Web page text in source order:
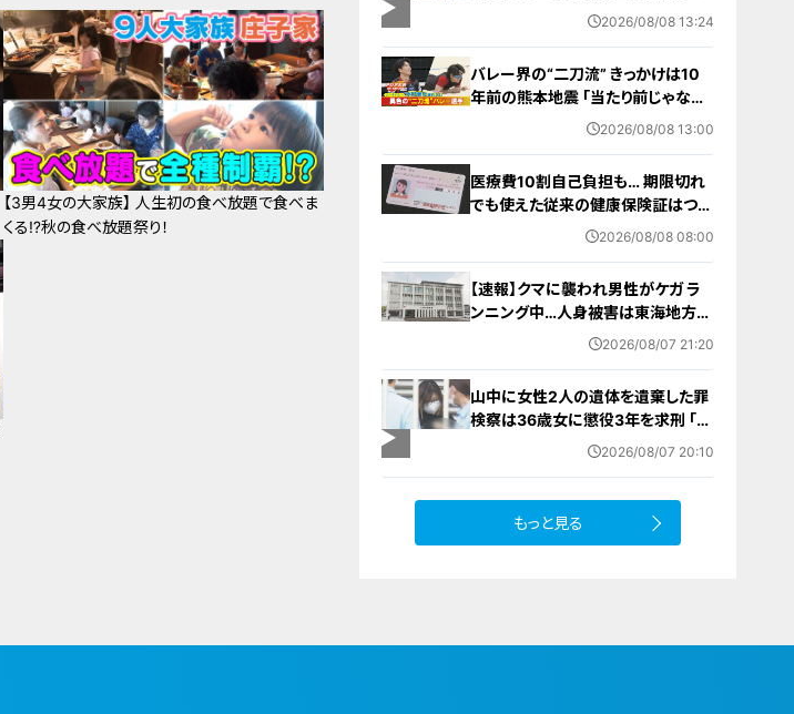
【3男4女の大家族】 人生初の食べ放題で食べま
くる⁉秋の食べ放題祭り！
シュが本格化 東海道新幹線下りがピ
2026/08/08 13:24
バレー界の“二刀流” きっかけは10
年前の熊本地震 ｢当たり前じゃなか
った｣ オフシーズンゼロの過酷スケ
2026/08/08 13:00
医療費10割自己負担も… 期限切れ
でも使えた従来の健康保険証はつい
に終了 8月以降起こりうるマイナ保
2026/08/08 08:00
【速報】クマに襲われ男性がケガ ラ
ンニング中…人身被害は東海地方で
今シーズン初めて 岐阜県高山市
2026/08/07 21:20
山中に女性2人の遺体を遺棄した罪
検察は36歳女に懲役3年を求刑 ｢遺
棄時に近くに居続けたこと自体が重
2026/08/07 20:10
もっと見る